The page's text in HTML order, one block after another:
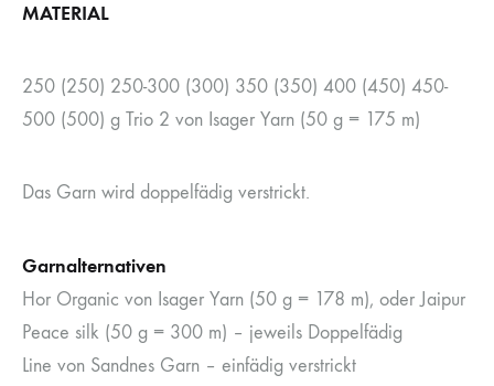
MATERIAL
250 (250) 250-300 (300) 350 (350) 400 (450) 450-
500 (500) g Trio 2 von Isager Yarn (50 g = 175 m)
Das Garn wird doppelfädig verstrickt.
Garnalternativen
Hor Organic von Isager Yarn (50 g = 178 m), oder Jaipur
Peace silk (50 g = 300 m) – jeweils Doppelfädig
Line von Sandnes Garn – einfädig verstrickt